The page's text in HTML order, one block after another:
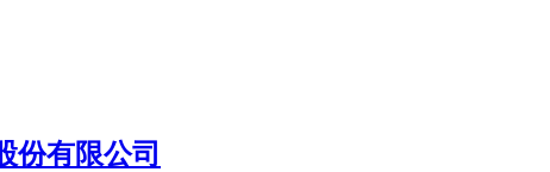
份有限公司